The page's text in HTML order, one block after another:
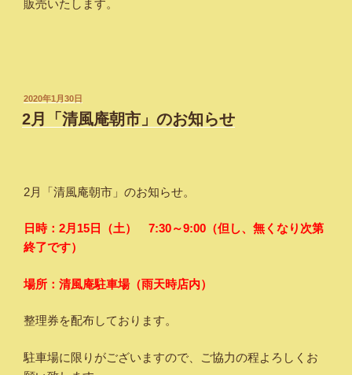
販売いたします。
投
稿
日:
2020年1月30日
2月「清風庵朝市」のお知らせ
2月「清風庵朝市」のお知らせ。
日時：2月15日（土） 7:30～9:00（但し、無くなり次第
終了です）
場所：清風庵駐車場（雨天時店内）
整理券を配布しております。
駐車場に限りがございますので、ご協力の程よろしくお